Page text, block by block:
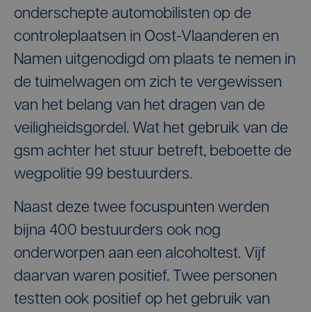
onderschepte automobilisten op de
controleplaatsen in Oost-Vlaanderen en
Namen uitgenodigd om plaats te nemen in
de tuimelwagen om zich te vergewissen
van het belang van het dragen van de
veiligheidsgordel. Wat het gebruik van de
gsm achter het stuur betreft, beboette de
wegpolitie 99 bestuurders.
Naast deze twee focuspunten werden
bijna 400 bestuurders ook nog
onderworpen aan een alcoholtest. Vijf
daarvan waren positief. Twee personen
testten ook positief op het gebruik van